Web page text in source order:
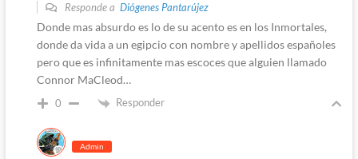
Responde a Diógenes Pantarújez
Donde mas absurdo es lo de su acento es en los Inmortales,
donde da vida a un egipcio con nombre y apellidos españoles
pero que es infinitamente mas escoces que alguien llamado
Connor MaCleod…
0 Responder
Admin